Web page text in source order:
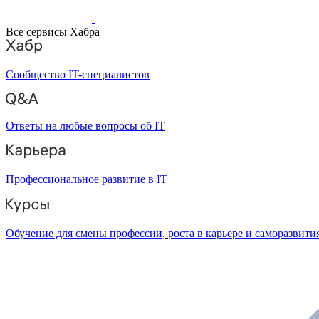
Все сервисы Хабра
Сообщество IT-специалистов
Ответы на любые вопросы об IT
Профессиональное развитие в IT
Обучение для смены профессии, роста в карьере и